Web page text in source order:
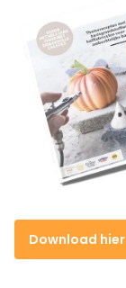
Download hier